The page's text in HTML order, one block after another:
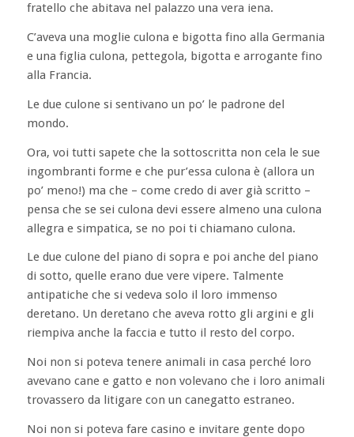
fratello che abitava nel palazzo una vera iena.
C’aveva una moglie culona e bigotta fino alla Germania
e una figlia culona, pettegola, bigotta e arrogante fino
alla Francia.
Le due culone si sentivano un po’ le padrone del
mondo.
Ora, voi tutti sapete che la sottoscritta non cela le sue
ingombranti forme e che pur’essa culona è (allora un
po’ meno!) ma che – come credo di aver già scritto –
pensa che se sei culona devi essere almeno una culona
allegra e simpatica, se no poi ti chiamano culona.
Le due culone del piano di sopra e poi anche del piano
di sotto, quelle erano due vere vipere. Talmente
antipatiche che si vedeva solo il loro immenso
deretano. Un deretano che aveva rotto gli argini e gli
riempiva anche la faccia e tutto il resto del corpo.
Noi non si poteva tenere animali in casa perché loro
avevano cane e gatto e non volevano che i loro animali
trovassero da litigare con un canegatto estraneo.
Noi non si poteva fare casino e invitare gente dopo